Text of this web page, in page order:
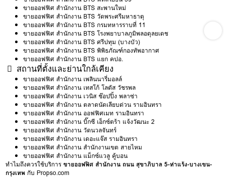
ขายออฟฟิศ สำนักงาน BTS สะพานใหม่
ขายออฟฟิศ สำนักงาน BTS วัดพระศรีมหาธาตุ
ขายออฟฟิศ สำนักงาน BTS กรมทหารราบที่ 11
ขายออฟฟิศ สำนักงาน BTS โรงพยาบาลภูมิพลอดุลยเดช
ขายออฟฟิศ สำนักงาน BTS ศรีปทุม (บางบัว)
ขายออฟฟิศ สำนักงาน BTS พิพิธภัณฑ์กองทัพอากาศ
ขายออฟฟิศ สำนักงาน BTS แยก คปอ.
สถานที่ตั้งและย่านใกล้เคียง
ขายออฟฟิศ สำนักงาน เพลินนารี่มอลล์
ขายออฟฟิศ สำนักงาน เทสโก้ โลตัส วัชรพล
ขายออฟฟิศ สำนักงาน เวนิส ช๊อปปิ้ง พลาซ่า
ขายออฟฟิศ สำนักงาน ตลาดนัดเลียบด่วน รามอินทรา
ขายออฟฟิศ สำนักงาน ออฟฟิศเมท รามอินทรา
ขายออฟฟิศ สำนักงาน บิ๊กซี เอ็กซ์ตร้า แจ้งวัฒนะ 2
ขายออฟฟิศ สำนักงาน วัดนวลจันทร์
ขายออฟฟิศ สำนักงาน เดอะแจ๊ส รามอินทรา
ขายออฟฟิศ สำนักงาน สำนักงานเขต สายไหม
ขายออฟฟิศ สำนักงาน แม็กซ์แวลู คู้บอน
ทำไมถึงควรใช้บริการขายออฟฟิศ สำนักงาน ถนน สุขาภิบาล 5-ท่าแร้ง-บางเขน-
กรุงเทพ กับ Propso.com